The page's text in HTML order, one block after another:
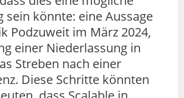
sein könnte: eine Aussage
Podzuweit im März 2024,
einer Niederlassung in
Streben nach einer
Diese Schritte könnten